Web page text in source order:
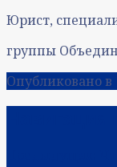
Юрист,
группы
Опубликовано в